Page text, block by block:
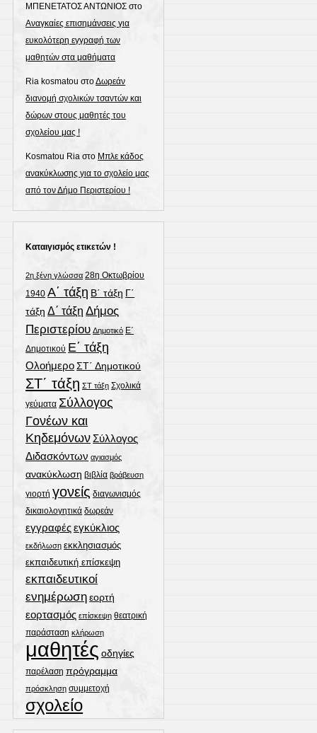
ΜΠΕΝΕΤΑΤΟΣ ΑΝΤΩΝΙΟΣ στο
Αναγκαίες επισημάνσεις για
ευκολότερη εγγραφή των
μαθητών στα μαθήματα
Ria kosmatou στοΔωρεάν
διανομή σχολικών τσαντών και
δώρων στους μαθητές του
σχολείου μας !
Kosmatou Ria στο Μπλε κάδος
ανακύκλωσης για το σχολείο μας
από τον Δήμο Περιστερίου !
Καταιγισμός ετικετών !
2η ξένη γλώσσα 28η Οκτωβρίου
1940 Α΄ τάξη Β΄ τάξη Γ΄
τάξη Δ΄ τάξη Δήμος
Περιστερίου Δημοτικό Ε΄
Δημοτικού Ε΄ τάξη
ΟλοήμεροΣΤ΄ Δημοτικού
ΣΤ΄ τάξη ΣΤ τάξη Σχολικά
γεύματα Σύλλογος
Γονέων και
Κηδεμόνων Σύλλογος
Διδασκόντων αγιασμός
ανακύκλωση βιβλία βράβευση
γιορτή γονείς διαγωνισμός
δικαιολογητικά δωρεάν
εγγραφέςεγκύκλιος
εκδήλωση εκκλησιασμός
εκπαιδευτική επίσκεψη
εκπαιδευτικοί
ενημέρωση εορτή
εορτασμός επίσκεψη θεατρική
παράσταση κλήρωση
μαθητές οδηγίες
παρέλαση πρόγραμμα
πρόσκληση συμμετοχή
σχολείο